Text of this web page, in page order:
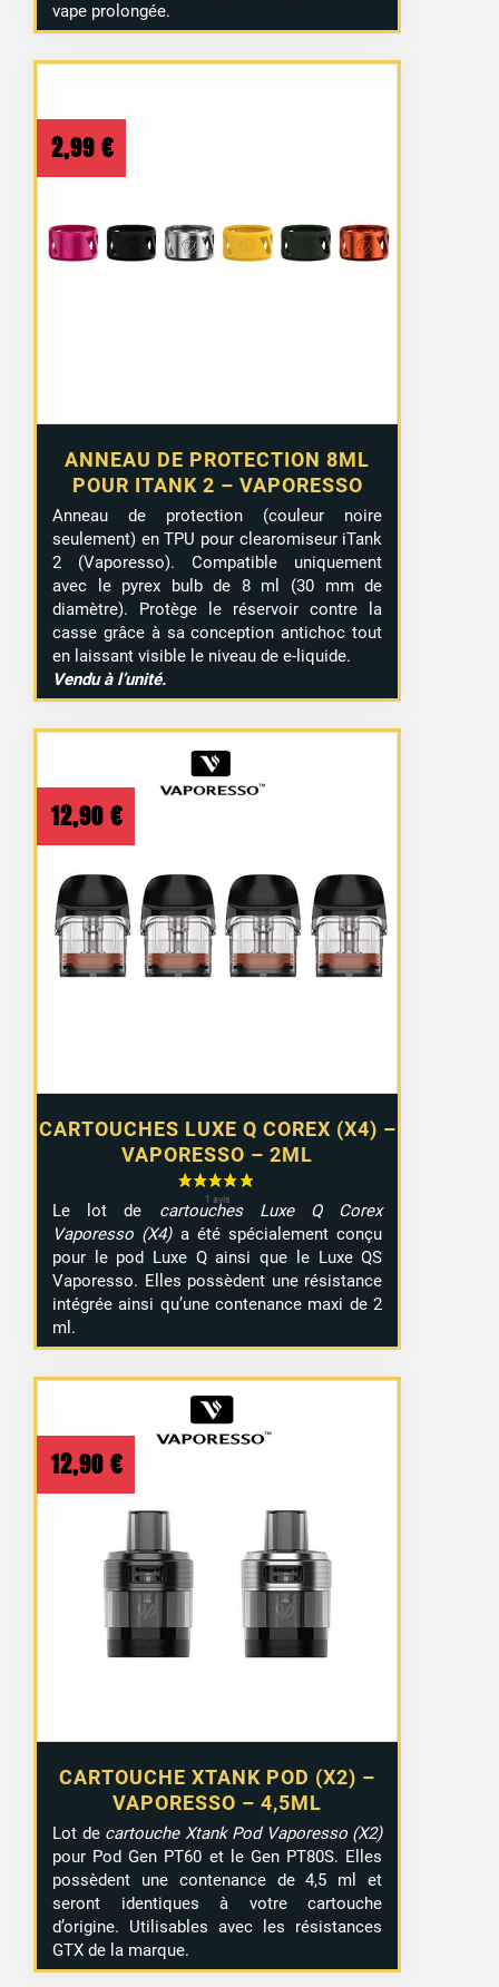
2 avis
vape prolongée.
ANNEAU DE PROTECTION 8ML
POUR ITANK 2 – VAPORESSO
2,99 €
Anneau de protection (couleur noire
seulement) en TPU pour clearomiseur iTank
2 (Vaporesso). Compatible uniquement
avec le pyrex bulb de 8 ml (30 mm de
diamètre). Protège le réservoir contre la
casse grâce à sa conception antichoc tout
en laissant visible le niveau de e-liquide.
Vendu à l’unité.
CARTOUCHES LUXE Q COREX (X4) –
VAPORESSO – 2ML
12,90 €
Le lot de cartouches Luxe Q Corex
Vaporesso (X4)a été spécialement conçu
pour le pod Luxe Q ainsi que le Luxe QS
Vaporesso. Elles possèdent une résistance
intégrée ainsi qu’une contenance maxi de 2
ml.
CARTOUCHE XTANK POD (X2) –
VAPORESSO – 4,5ML
12,90 €
Lot de cartouche Xtank Pod Vaporesso (X2)
pour Pod Gen PT60 et le Gen PT80S. Elles
possèdent une contenance de 4,5 ml et
seront identiques à votre cartouche
d’origine. Utilisables avec les résistances
GTX de la marque.